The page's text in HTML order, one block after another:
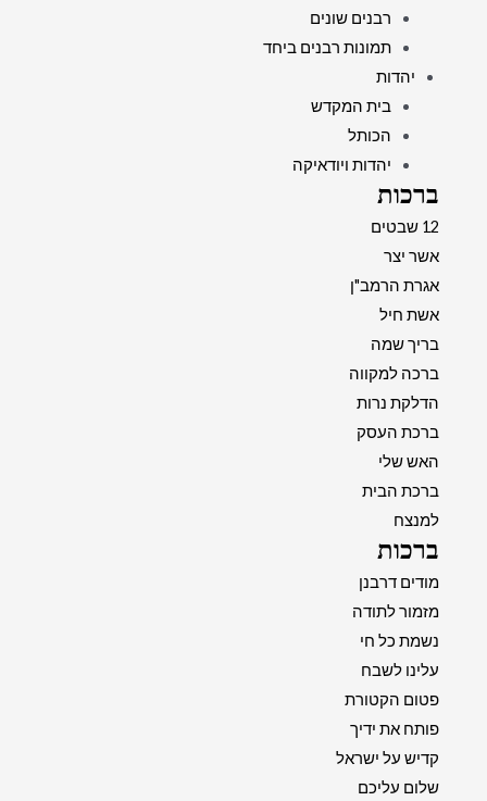
רבנים שונים
תמונות רבנים ביחד
יהדות
בית המקדש
הכותל
יהדות ויודאיקה
ברכות
12 שבטים
אשר יצר
אגרת הרמב"ן
אשת חיל
בריך שמה
ברכה למקווה
הדלקת נרות
ברכת העסק
האש שלי
ברכת הבית
למנצח
ברכות
מודים דרבנן
מזמור לתודה
נשמת כל חי
עלינו לשבח
פטום הקטורת
פותח את ידיך
קדיש על ישראל
שלום עליכם